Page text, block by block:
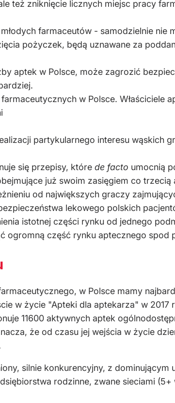
też zniknięcie licznych miejsc pracy
farmaceutów - samodzielnie nie
pożyczek, będą uznawane za
aptek w Polsce, może zagrozić
w Polsce. Właściciele
partykularnego interesu wąskich
się przepisy, które de facto umocnią
już swoim zasięgiem co trzecią
od największych graczy
lekowego polskich
istotnej części rynku od jednego
ogromną część rynku aptecznego spod
w Polsce mamy
w życie "Apteki dla aptekarza" w 2017
11600 aktywnych aptek
że od czasu jej wejścia w życie
silnie konkurencyjny, z dominującym
rodzinne, zwane sieciami